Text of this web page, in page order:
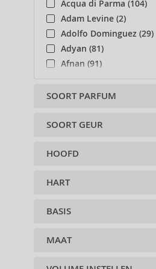
Acqua di Parma (104)
Adam Levine (2)
Adolfo Dominguez (29)
Adyan (81)
Afnan (91)
Agent Provocateur (13)
Aigner (41)
Al Haramain (182)
Alberta Ferretti (1)
Alexandre.J (31)
Alyssa Ashley (50)
Amouroud (1)
SOORT PARFUM
Eau de Toilette (1)
SOORT GEUR
Bloemen (1)
HOOFD
aldehyden (1)
Perzik (1)
oranjebloesem (1)
HART
damast roos (1)
Jasmine (1)
BASIS
ambergris (1)
MAAT